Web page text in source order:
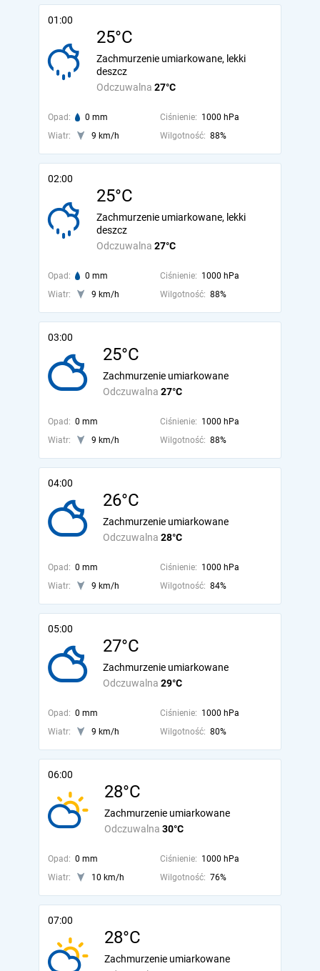
01:00
25°C
Odczuwalna 27°C
Zachmurzenie umiarkowane, lekki
deszcz
Opad: 0 mm Ciśnienie: 1000 hPa
Wiatr:
9 km/h Wilgotność: 88%
02:00
25°C
Odczuwalna 27°C
Zachmurzenie umiarkowane, lekki
deszcz
Opad: 0 mm Ciśnienie: 1000 hPa
Wiatr:
9 km/h Wilgotność: 88%
03:00
25°C
Odczuwalna 27°C
Zachmurzenie umiarkowane
Opad: 0 mm Ciśnienie: 1000 hPa
Wiatr:
9 km/h Wilgotność: 88%
04:00
26°C
Odczuwalna 28°C
Zachmurzenie umiarkowane
Opad: 0 mm Ciśnienie: 1000 hPa
Wiatr:
9 km/h Wilgotność: 84%
05:00
27°C
Odczuwalna 29°C
Zachmurzenie umiarkowane
Opad: 0 mm Ciśnienie: 1000 hPa
Wiatr:
9 km/h Wilgotność: 80%
06:00
28°C
Odczuwalna 30°C
Zachmurzenie umiarkowane
Opad: 0 mm Ciśnienie: 1000 hPa
Wiatr:
10 km/h Wilgotność: 76%
07:00
28°C
Zachmurzenie umiarkowane